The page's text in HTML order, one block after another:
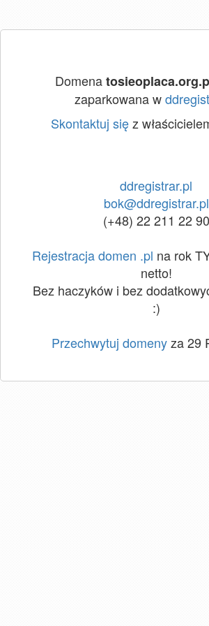
Domena
zaparkowana w
Skontaktuj sięz
ddregistrar.pl
bok@ddregistrar.pl
(+48) 22 211 22 90
Rejestracja domen .pl na rok
netto!
Bez haczyków i bez
:)
Przechwytuj domenyza 29